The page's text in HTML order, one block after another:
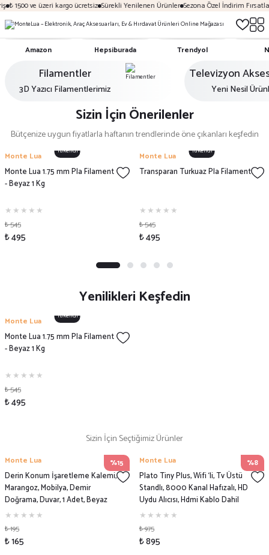
₺ 1500 ve üzeri kargo ücretsiz Sürekli Yenilenen Ürünler Sezona Özel İndirim
Amazon Hepsiburada Trendyol
Filamentler
3D Yazıcı Filamentlerimiz
Televizyon
Yeni Nesil
Sizin İçin Önerilenler
Bütçenize uygun fiyatlarla haftanın trendlerinde öne çıkanları keşfedin
Tükendi
Monte Lua
Monte Lua 1.75 mm Pla Filament
- Beyaz 1 Kg
₺ 545
₺ 495
Tükendi
Monte Lua
Transparan Turkuaz Pla Filament
₺ 545
₺ 495
Yenilikleri Keşfedin
Tükendi
Monte Lua
Monte Lua 1.75 mm Pla Filament
- Beyaz 1 Kg
₺ 545
₺ 495
Sizin İçin Seçtiğimiz Ürünler
%15
Monte Lua
Derin Konum İşaretleme Kalemi,
Marangoz, Mobilya, Demir
Doğrama, Duvar, 1 Adet, Beyaz
Renk
₺ 195
₺ 165
%8
Monte Lua
Plato Tiny Plus, Wifi ‘li, Tv Üstü
Standlı, 8000 Kanal Hafızalı, HD
Uydu Alıcısı, Hdmi Kablo Dahil
₺ 975
₺ 895